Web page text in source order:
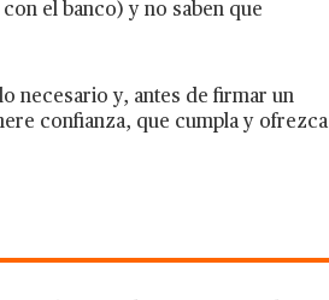
el banco) y no saben que
necesario y, antes de firmar un
confianza, que cumpla y ofrezca